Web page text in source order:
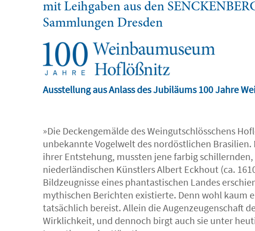
mit Leihgaben aus den
Sammlungen Dresden
Ausstellung aus Anlass des Jubiläums 100 Jahre
»Die Deckengemälde des Weingutschlösschens
unbekannte Vogelwelt des nordöstlichen
ihrer Entstehung, mussten jene farbig
niederländischen Künstlers Albert Eckhout (ca.
Bildzeugnisse eines phantastischen Landes
mythischen Berichten existierte. Denn wohl kaum
tatsächlich bereist. Allein die Augenzeugenschaft
Wirklichkeit, und dennoch birgt auch sie unter